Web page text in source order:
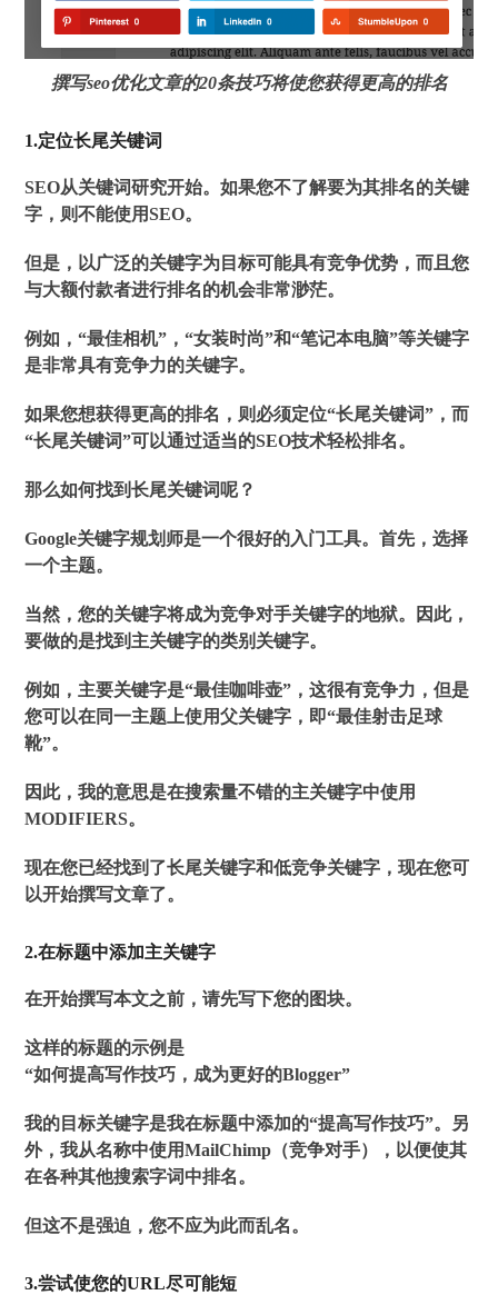
撰写seo优化文章的20条技巧将使您获得更高的排名
1.定位长尾关键词
SEO从关键词研究开始。如果您不了解要为其排名的关键
字，则不能使用SEO。
但是，以广泛的关键字为目标可能具有竞争优势，而且您
与大额付款者进行排名的机会非常渺茫。
例如，“最佳相机”，“女装时尚”和“笔记本电脑”等关键字
是非常具有竞争力的关键字。
如果您想获得更高的排名，则必须定位“长尾关键词”，而
“长尾关键词”可以通过适当的SEO技术轻松排名。
那么如何找到长尾关键词呢？
Google关键字规划师是一个很好的入门工具。首先，选择
一个主题。
当然，您的关键字将成为竞争对手关键字的地狱。因此，
要做的是找到主关键字的类别关键字。
例如，主要关键字是“最佳咖啡壶”，这很有竞争力，但是
您可以在同一主题上使用父关键字，即“最佳射击足球
靴”。
因此，我的意思是在搜索量不错的主关键字中使用
MODIFIERS。
现在您已经找到了长尾关键字和低竞争关键字，现在您可
以开始撰写文章了。
2.在标题中添加主关键字
在开始撰写本文之前，请先写下您的图块。
这样的标题的示例是
“如何提高写作技巧，成为更好的Blogger”
我的目标关键字是我在标题中添加的“提高写作技巧”。另
外，我从名称中使用MailChimp（竞争对手），以便使其
在各种其他搜索字词中排名。
但这不是强迫，您不应为此而乱名。
3.尝试使您的URL尽可能短